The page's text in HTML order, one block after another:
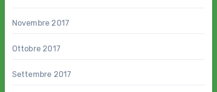
Novembre 2017
Ottobre 2017
Settembre 2017